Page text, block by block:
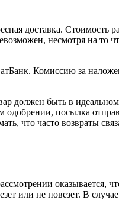
доставка. Стоимость
несмотря на то
Комиссию за
должен быть в
посылка
что часто возвраты
оказывается,
или не повезет. В